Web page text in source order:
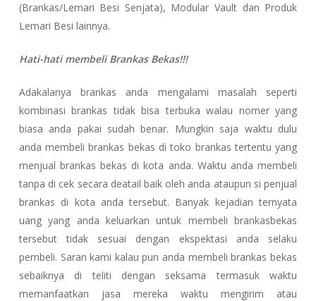
(Brankas/Lemari Besi Senjata), Modular Vault dan Produk
Lemari Besi lainnya.
Hati-hati membeli Brankas Bekas!!!
Adakalanya brankas anda mengalami masalah seperti
kombinasi brankas tidak bisa terbuka walau nomer yang
biasa anda pakai sudah benar. Mungkin saja waktu dulu
anda membeli brankas bekas di toko brankas tertentu yang
menjual brankas bekas di kota anda. Waktu anda membeli
tanpa di cek secara deatail baik oleh anda ataupun si penjual
brankas di kota anda tersebut. Banyak kejadian ternyata
uang yang anda keluarkan untuk membeli brankasbekas
tersebut tidak sesuai dengan ekspektasi anda selaku
pembeli. Saran kami kalau pun anda membeli brankas bekas
sebaiknya di teliti dengan seksama termasuk waktu
memanfaatkan jasa mereka waktu mengirim atau